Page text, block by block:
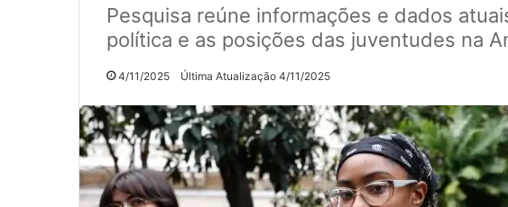
Pesquisa reúne informações e dados
política e as posições das juventudes na
4/11/2025 Última Atualização 4/11/2025